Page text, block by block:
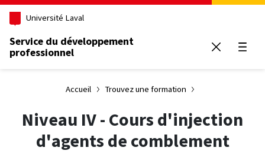
Aller au contenu principal
Université Laval
Service du développement
professionnel
Accueil Trouvez une formation
Niveau IV - Cours d'injection
d'agents de comblement